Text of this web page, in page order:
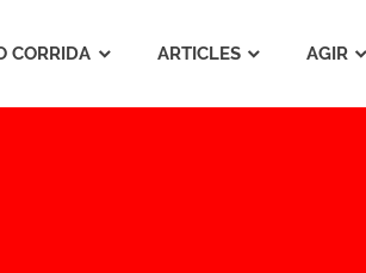
CORRIDA ARTICLES AGIR